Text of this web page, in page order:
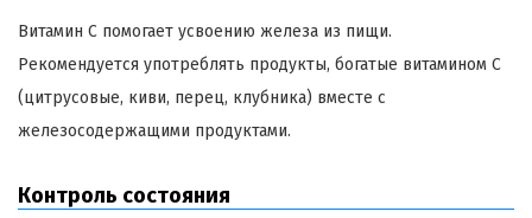
Витамин С помогает усвоению железа из пищи.
Рекомендуется употреблять продукты, богатые витамином C
(цитрусовые, киви, перец, клубника) вместе с
железосодержащими продуктами.
Контроль состояния